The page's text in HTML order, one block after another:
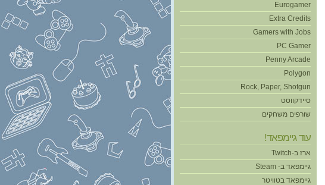
Eurogamer
Extra Credits
Gamers with Jobs
PC Gamer
Penny Arcade
Polygon
Rock, Paper, Shotgun
סיידקווסט
שורפים משחקים
עוד גיימפאד!
ארז ב-Twitch
גיימפאד ב- Steam
גיימפאד בטוויטר